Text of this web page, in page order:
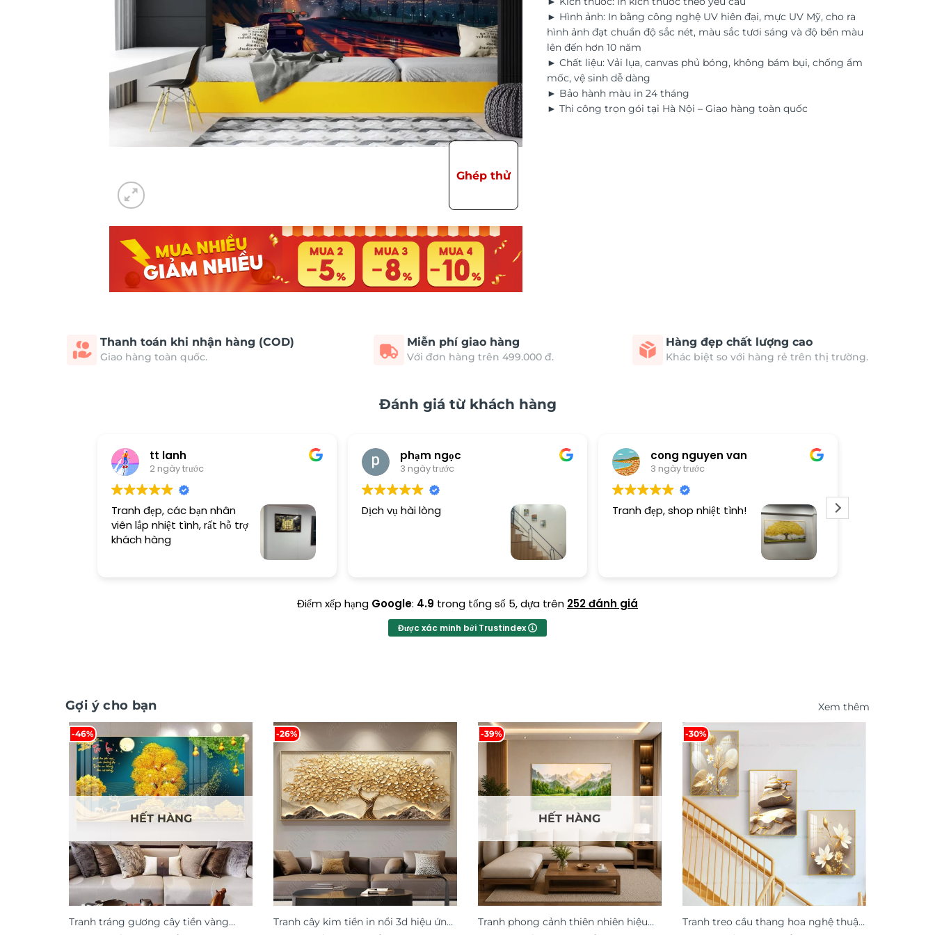
Ghép thử
► Hình ảnh: In bằng công nghệ UV hiên đại, mực UV Mỹ, cho ra
hình ảnh đạt chuẩn độ sắc nét, màu sắc tươi sáng và độ bền màu
lên đến hơn 10 năm
► Chất liệu: Vải lụa, canvas phủ bóng, không bám bụi, chống ẩm
mốc, vệ sinh dễ dàng
► Bảo hành màu in 24 tháng
► Thi công trọn gói tại Hà Nội – Giao hàng toàn quốc
Thanh toán khi nhận hàng (COD)
Giao hàng toàn quốc.
Miễn phí giao hàng
Với đơn hàng trên 499.000 đ.
Hàng đẹp chất lượng cao
Khác biệt so với hàng rẻ trên thị trường.
Đánh giá từ khách hàng
tt lanh
2 ngày trước
Tranh đẹp, các bạn nhân
viên lắp nhiệt tình, rất hỗ trợ
khách hàng
phạm ngọc
3 ngày trước
Dịch vụ hài lòng
cong nguyen van
3 ngày trước
Tranh đẹp, shop nhiệt tình!
Điểm xếp hạng Google: 4.9 trong tổng số 5,dựa trên 252 đánh giá
Được xác minh bởi Trustindex
Gợi ý cho bạn Xem thêm
-46%
HẾT HÀNG
Tranh tráng gương cây tiền vàng
-26%
Tranh cây kim tiền in nổi 3d hiệu ứng
-39%
HẾT HÀNG
Tranh phong cảnh thiên nhiên hiệu
-30%
Tranh treo cầu thang hoa nghệ thuật